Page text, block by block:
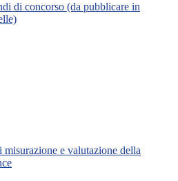
di concorso (da pubblicare in
misurazione e valutazione della